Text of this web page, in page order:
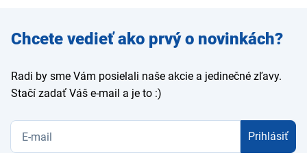
Zadajte
e-mail
Chcete vedieť ako prvý o novinkách?
Radi by sme Vám posielali naše akcie a jedinečné zľavy.
Stačí zadať Váš e-mail a je to :)
Prihlásiť